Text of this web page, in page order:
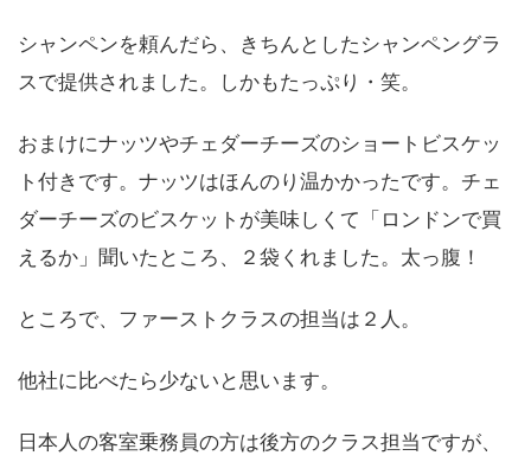
シャンペンを頼んだら、きちんとしたシャンペングラ
スで提供されました。しかもたっぷり・笑。
おまけにナッツやチェダーチーズのショートビスケッ
ト付きです。ナッツはほんのり温かかったです。チェ
ダーチーズのビスケットが美味しくて「ロンドンで買
えるか」聞いたところ、２袋くれました。太っ腹！
ところで、ファーストクラスの担当は２人。
他社に比べたら少ないと思います。
日本人の客室乗務員の方は後方のクラス担当ですが、